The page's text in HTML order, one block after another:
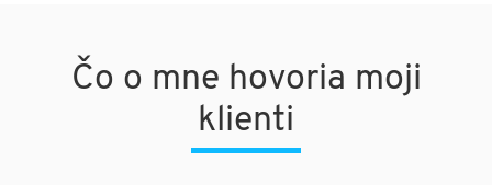
Čo o mne hovoria moji
klienti